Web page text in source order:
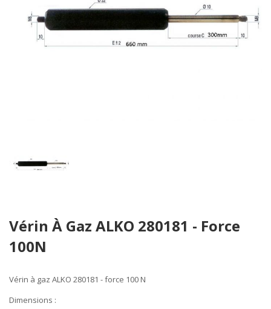
images
gallery
to
beginning
the
gallery
Vérin À Gaz ALKO 280181 - Force
100N
Vérin à gaz ALKO 280181 - force 100 N
Dimensions :